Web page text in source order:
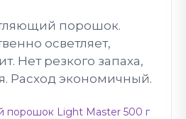
порошок.
осветляет,
Нет резкого запаха,
Расход экономичный.
порошок Light Master 500 г